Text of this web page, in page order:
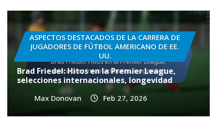
ASPECTOS DESTACADOS DE LA CARRERA DE
JUGADORES DE FÚTBOL AMERICANO DE EE.
UU.
Brad Friedel: Hitos en la Premier League,
selecciones internacionales, longevidad
Max Donovan Feb 27, 2026